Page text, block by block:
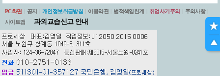
PC화면 공지 개인정보취급방침 이용약관 법적책임한계 취업사기주의 주의사항
사이트맵
과외교습신고 안내